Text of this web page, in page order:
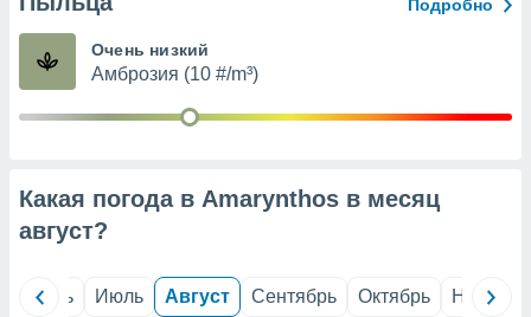
Подробно
Очень низкий
Амброзия (10 #/m³)
Какая погода в Amarynthos в месяц
август?
Июнь Июль Август Сентябрь Октябрь Ноябрь